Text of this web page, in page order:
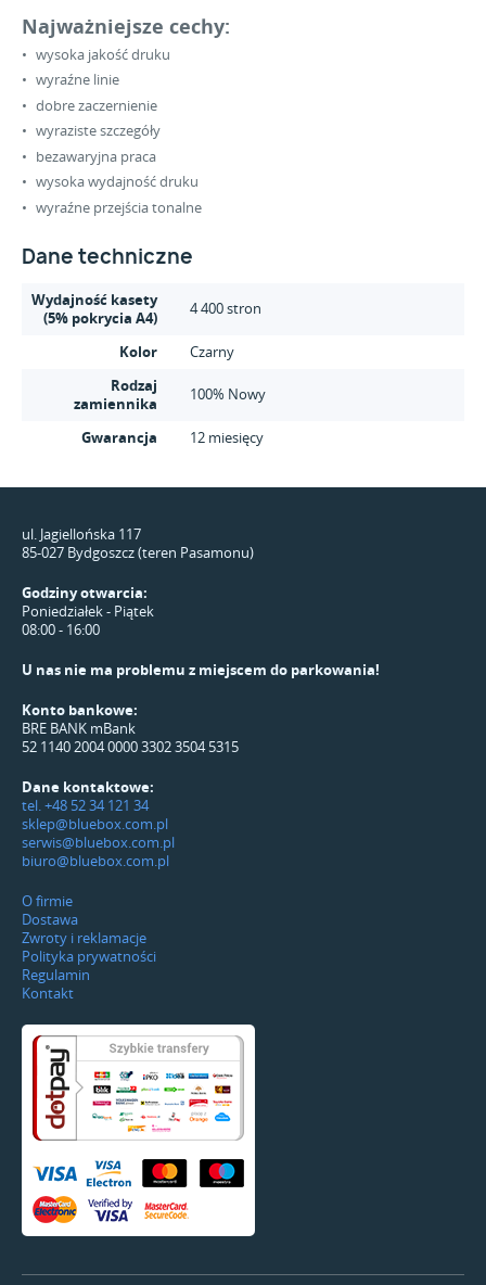
Najważniejsze cechy:
wysoka jakość druku
wyraźne linie
dobre zaczernienie
wyraziste szczegóły
bezawaryjna praca
wysoka wydajność druku
wyraźne przejścia tonalne
Dane techniczne
Wydajność kasety
(5% pokrycia A4)
4 400 stron
Kolor
Czarny
Rodzaj
zamiennika
100% Nowy
Gwarancja 12 miesięcy
ul. Jagiellońska 117
85-027 Bydgoszcz (teren Pasamonu)
Godziny otwarcia:
Poniedziałek - Piątek
08:00 - 16:00
U nas nie ma problemu z miejscem do parkowania!
Konto bankowe:
BRE BANK mBank
52 1140 2004 0000 3302 3504 5315
Dane kontaktowe:
tel. +48 52 34 121 34
sklep@bluebox.com.pl
serwis@bluebox.com.pl
biuro@bluebox.com.pl
O firmie
Dostawa
Zwroty i reklamacje
Polityka prywatności
Regulamin
Kontakt